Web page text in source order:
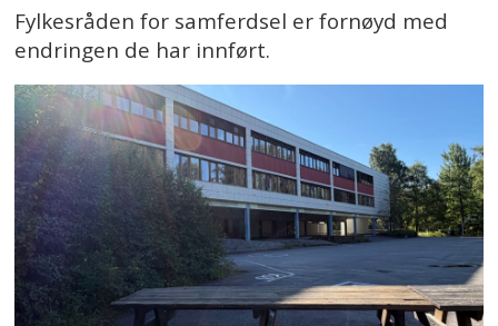
Fylkesråden for samferdsel er fornøyd med
endringen de har innført.